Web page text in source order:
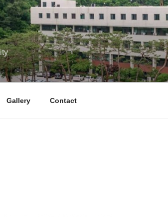
Gallery Contact